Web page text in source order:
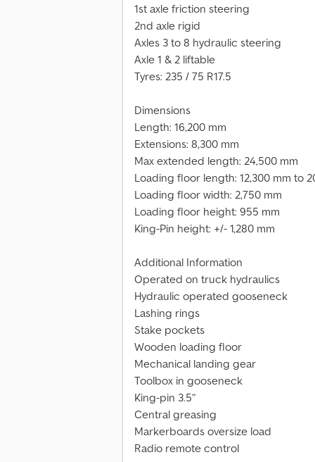
1st axle friction steering
2nd axle rigid
Axles 3 to 8 hydraulic steering
Axle 1 & 2 liftable
Tyres: 235 / 75 R17.5
Dimensions
Length: 16,200 mm
Extensions: 8,300 mm
Max extended length: 24,500 mm
Loading floor length: 12,300 mm to
Loading floor width: 2,750 mm
Loading floor height: 955 mm
King-Pin height: +/- 1,280 mm
Additional Information
Operated on truck hydraulics
Hydraulic operated gooseneck
Lashing rings
Stake pockets
Wooden loading floor
Mechanical landing gear
Toolbox in gooseneck
King-pin 3.5”
Central greasing
Markerboards oversize load
Radio remote control